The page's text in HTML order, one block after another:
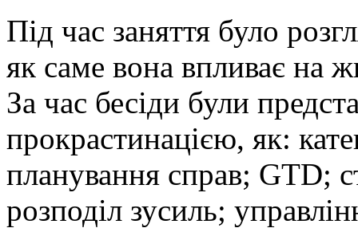
Під час заняття було
як саме вона впливає на
За час бесіди були
прокрастинацією, як:
планування справ; GTD;
розподіл зусиль;